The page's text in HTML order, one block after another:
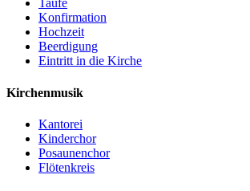
Taufe
Konfirmation
Hochzeit
Beerdigung
Eintritt in die Kirche
Kirchenmusik
Kantorei
Kinderchor
Posaunenchor
Flötenkreis